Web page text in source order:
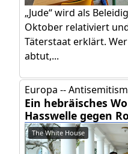
„Jude“ wird als
Oktober relativiert
Täterstaat erklärt.
abtut,...
Europa --
Ein hebräisches
Hasswelle gegen
The White House